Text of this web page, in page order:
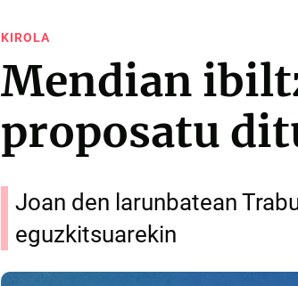
KIROLA
Mendian
proposatu
Joan den larunbatean
eguzkitsuarekin